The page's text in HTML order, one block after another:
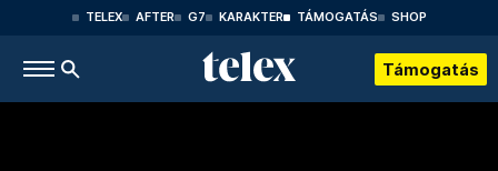
TELEX AFTER G7 KARAKTER TÁMOGATÁS SHOP
Támogatás